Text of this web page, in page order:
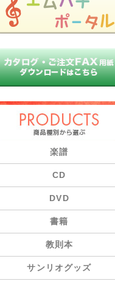
楽譜
CD
DVD
書籍
教則本
サンリオグッズ